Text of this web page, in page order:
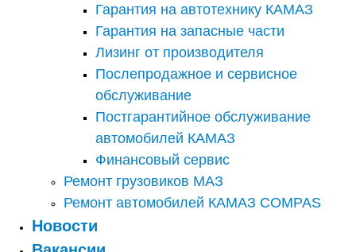
Гарантия на автотехнику КАМАЗ
Гарантия на запасные части
Лизинг от производителя
Послепродажное и сервисное
обслуживание
Постгарантийное обслуживание
автомобилей КАМАЗ
Финансовый сервис
Ремонт грузовиков МАЗ
Ремонт автомобилей КАМАЗ COMPAS
Новости